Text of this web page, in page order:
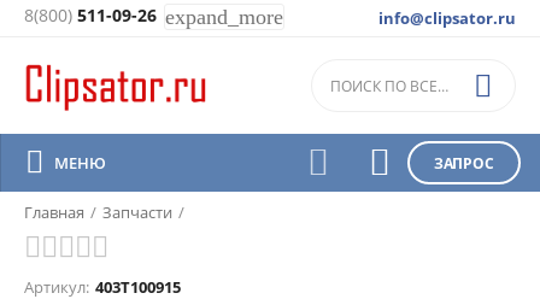
info@clipsator.ru
8(800) 511-09-26 expand_more
ЗАПРОС



 МЕНЮ
Амортизатор газовый 250N арт.
403T100915
Главная / Запчасти /
Артикул: 403T100915